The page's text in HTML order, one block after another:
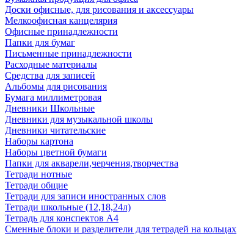
Доски офисные, для рисования и аксессуары
Мелкоофисная канцелярия
Офисные принадлежности
Папки для бумаг
Письменные принадлежности
Расходные материалы
Средства для записей
Альбомы для рисования
Бумага миллиметровая
Дневники Школьные
Дневники для музыкальной школы
Дневники читательские
Наборы картона
Наборы цветной бумаги
Папки для акварели,черчения,творчества
Тетради нотные
Тетради общие
Тетради для записи иностранных слов
Тетради школьные (12,18,24л)
Тетрадь для конспектов А4
Сменные блоки и разделители для тетрадей на кольцах